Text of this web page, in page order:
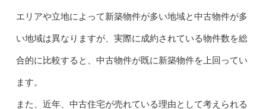
エリアや立地によって新築物件が多い地域と中古物件が多
い地域は異なりますが、実際に成約されている物件数を総
合的に比較すると、中古物件が既に新築物件を上回ってい
ます。
また、近年、中古住宅が売れている理由として考えられる